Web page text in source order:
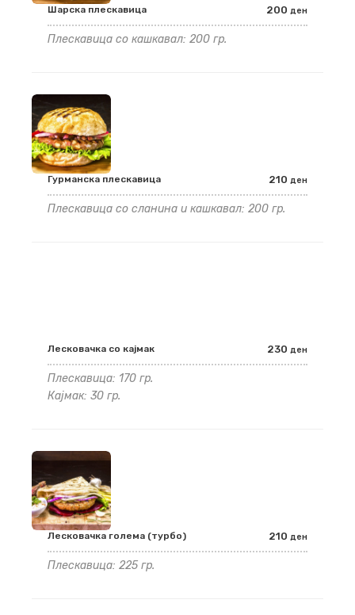
Шарска плескавица
Плескавица со кашкавал: 200 гр.
200 ден
Гурманска плескавица
Плескавица со сланина и кашкавал: 200 гр.
210 ден
Лесковачка со кајмак
Плескавица: 170 гр.
Кајмак: 30 гр.
230 ден
Лесковачка голема (турбо)
Плескавица: 225 гр.
210 ден